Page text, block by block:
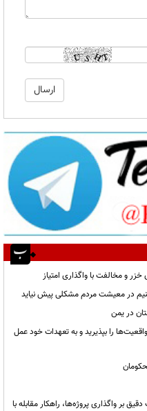
و مخالفت با واگذاری امتیاز
کنیم در معیشت مردم مشکلی پیش نیاید
در یمن
را بپذیرید و به تعهدات خود عمل
بر واگذاری پروژه‌ها، راهکار مقابله با